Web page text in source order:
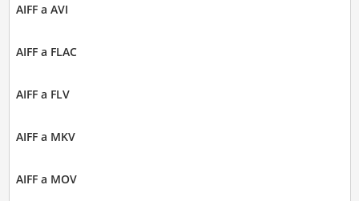
AIFF a AVI
AIFF a FLAC
AIFF a FLV
AIFF a MKV
AIFF a MOV